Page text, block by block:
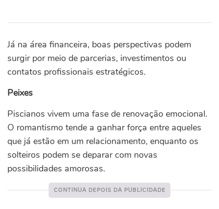
Já na área financeira, boas perspectivas podem
surgir por meio de parcerias, investimentos ou
contatos profissionais estratégicos.
Peixes
Piscianos vivem uma fase de renovação emocional.
O romantismo tende a ganhar força entre aqueles
que já estão em um relacionamento, enquanto os
solteiros podem se deparar com novas
possibilidades amorosas.